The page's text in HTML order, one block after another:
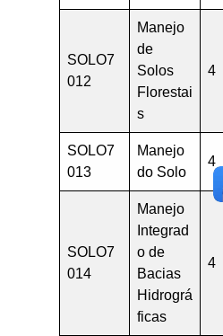
SOLO7
012
Manejo
de
Solos
Florestai
s
4
SOLO7
013
Manejo
do Solo
4
SOLO7
014
Manejo
Integrad
o de
Bacias
Hidrográ
ficas
4